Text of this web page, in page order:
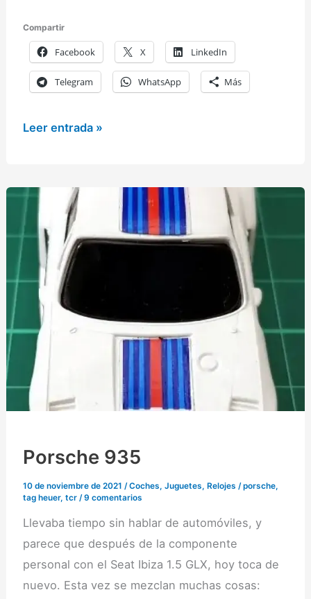
Compartir
Facebook X LinkedIn
Telegram WhatsApp Más
Los
la
Fórmula
(Temporada
2022-
2023)
Leer entrada »
Porsche 935
10 de noviembre de 2021/Coches,Juguetes, Relojes /porsche,
tag heuer,tcr /9 comentarios
Llevaba tiempo sin hablar de automóviles, y
parece que después de la componente
personal con el Seat Ibiza 1.5 GLX, hoy toca de
nuevo. Esta vez se mezclan muchas cosas: